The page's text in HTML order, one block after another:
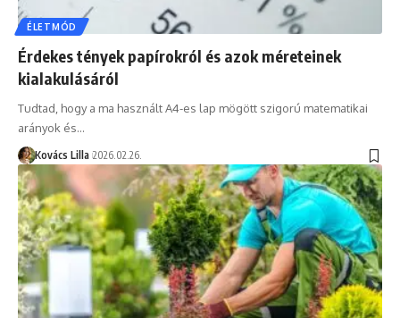
ÉLETMÓD
Érdekes tények papírokról és azok méreteinek
kialakulásáról
Tudtad, hogy a ma használt A4-es lap mögött szigorú matematikai
arányok és…
Kovács Lilla 2026.02.26.